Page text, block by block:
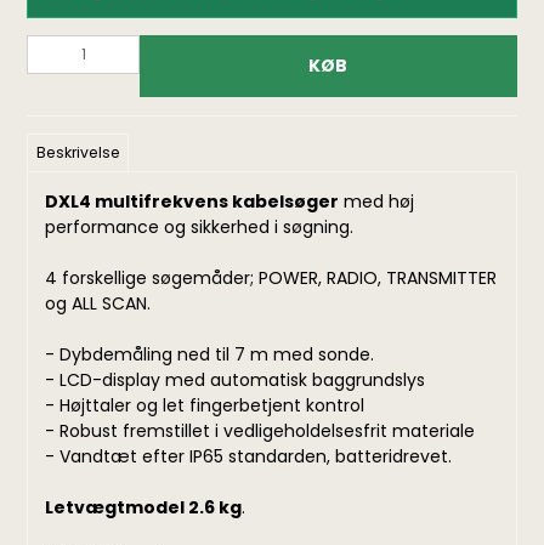
KØB
Beskrivelse
DXL4 multifrekvens kabelsøger med høj
performance og sikkerhed i søgning.
4 forskellige søgemåder; POWER, RADIO, TRANSMITTER
og ALL SCAN.
- Dybdemåling ned til 7 m med sonde.
- LCD-display med automatisk baggrundslys
- Højttaler og let fingerbetjent kontrol
- Robust fremstillet i vedligeholdelsesfrit materiale
- Vandtæt efter IP65 standarden, batteridrevet.
Letvægtmodel 2.6 kg.